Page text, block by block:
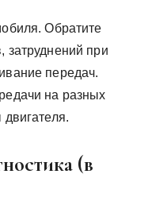
Обратите
при
передач.
на разных
(в